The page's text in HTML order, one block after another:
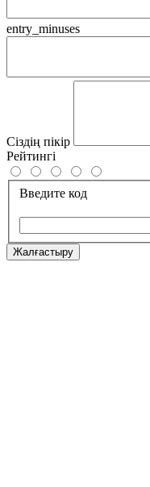
entry_minuses
Сіздің пікір
Рейтингі
Введите код
Жалғастыру